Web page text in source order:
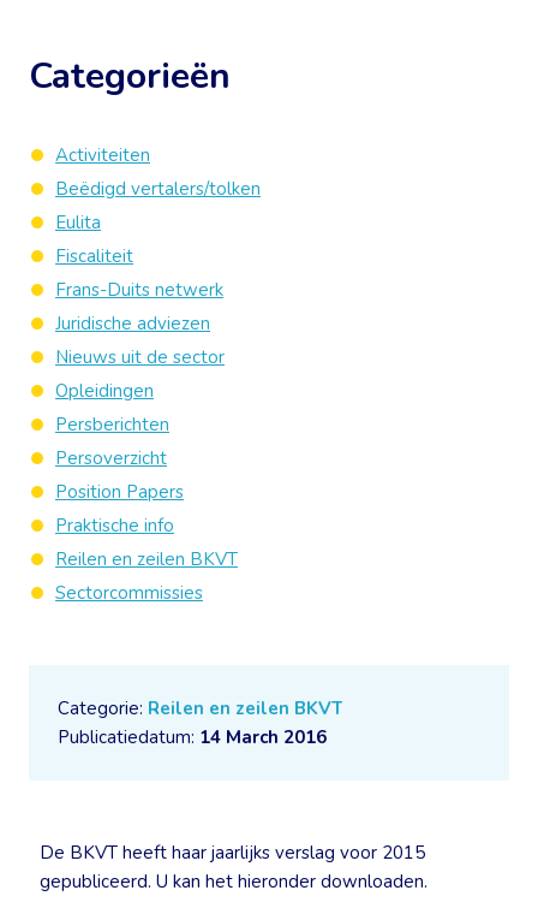
Categorie: Reilen en zeilen BKVT
Publicatiedatum: 14 March 2016
De BKVT heeft haar jaarlijks verslag voor 2015
gepubliceerd. U kan het hieronder downloaden.
Categorieën
Activiteiten
Beëdigd vertalers/tolken
Eulita
Fiscaliteit
Frans-Duits netwerk
Juridische adviezen
Nieuws uit de sector
Opleidingen
Persberichten
Persoverzicht
Position Papers
Praktische info
Reilen en zeilen BKVT
Sectorcommissies